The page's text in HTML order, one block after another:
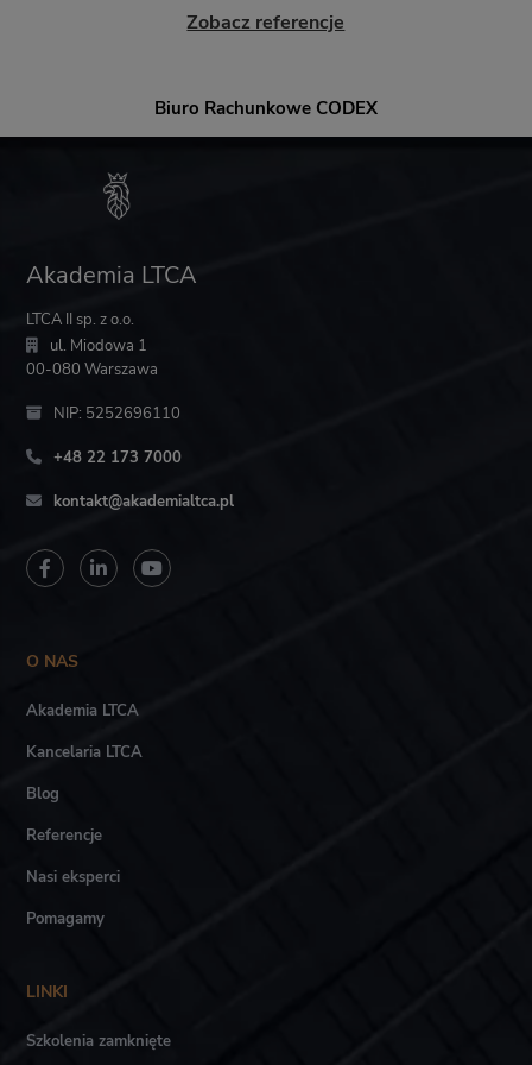
Zobacz referencje
Biuro Rachunkowe CODEX
Akademia LTCA
LTCA II sp. z o.o.
ul. Miodowa 1
00-080 Warszawa
NIP: 5252696110
+48 22 173 7000
kontakt@akademialtca.pl
O NAS
Akademia LTCA
Kancelaria LTCA
Blog
Referencje
Nasi eksperci
Pomagamy
LINKI
Szkolenia zamknięte